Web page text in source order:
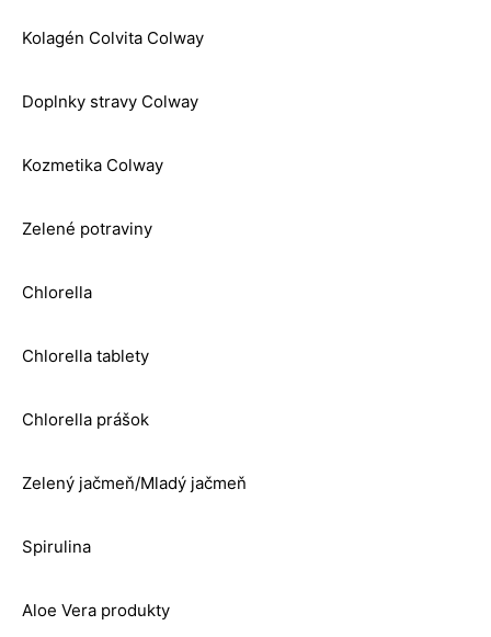
Kolagén Colvita Colway
Doplnky stravy Colway
Kozmetika Colway
Zelené potraviny
Chlorella
Chlorella tablety
Chlorella prášok
Zelený jačmeň/Mladý jačmeň
Spirulina
Aloe Vera produkty